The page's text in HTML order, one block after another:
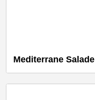
Mediterrane Salade